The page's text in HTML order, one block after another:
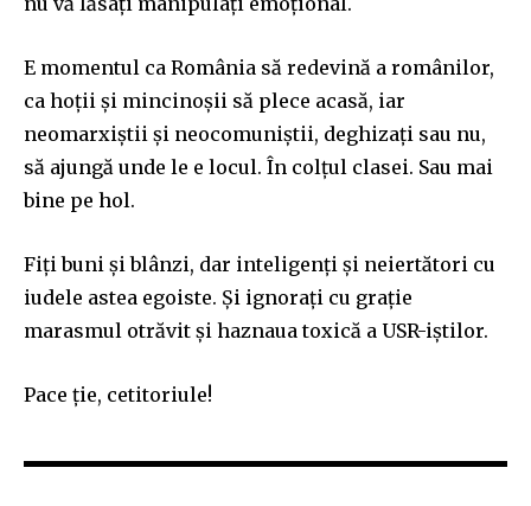
E momentul ca România să redevină a românilor,
ca hoții și mincinoșii să plece acasă, iar
neomarxiștii și neocomuniștii, deghizați sau nu,
să ajungă unde le e locul. În colțul clasei. Sau mai
bine pe hol.
Fiți buni și blânzi, dar inteligenți și neiertători cu
iudele astea egoiste. Și ignorați cu grație
marasmul otrăvit și haznaua toxică a USR-iștilor.
Pace ție, cetitoriule!